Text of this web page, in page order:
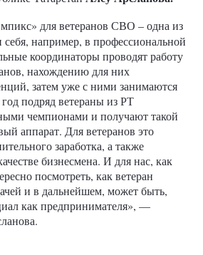
для ветеранов СВО – одна из
например, в профессиональной
координаторы проводят работу
нахождению для них
затем уже с ними занимаются
подряд ветераны из РТ
чемпионами и получают такой
аппарат. Для ветеранов это
заработка, а также
бизнесмена. И для нас, как
посмотреть, как ветеран
и в дальнейшем, может быть,
как предпринимателя», —